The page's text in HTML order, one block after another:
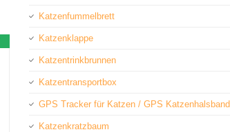
Katzenfummelbrett
Katzenklappe
Katzentrinkbrunnen
Katzentransportbox
GPS Tracker für Katzen / GPS Katzenhalsband
Katzenkratzbaum